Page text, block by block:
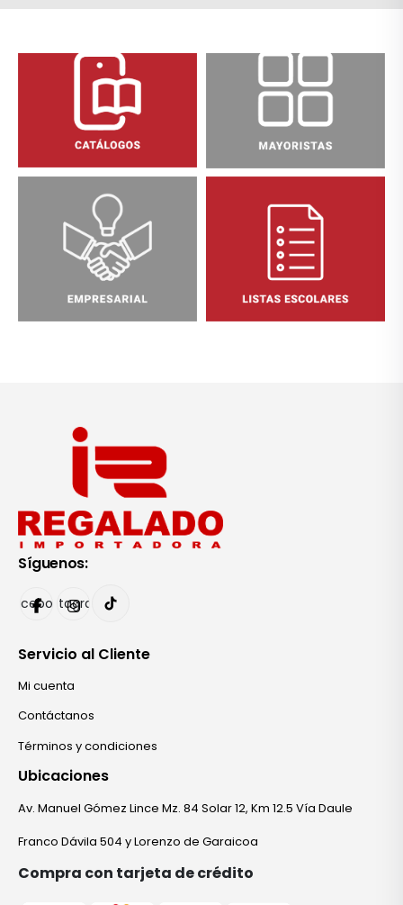
Síguenos:
FacebookInstagram
Servicio al Cliente
Mi cuenta
Contáctanos
Términos y condiciones
Ubicaciones
Av. Manuel Gómez Lince Mz. 84 Solar 12, Km 12.5 Vía Daule
Franco Dávila 504 y Lorenzo de Garaicoa
Compra con tarjeta de crédito